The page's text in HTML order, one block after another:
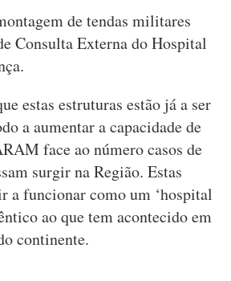
de tendas militares
Consulta Externa do Hospital
estas estruturas estão já a ser
a aumentar a capacidade de
face ao número casos de
surgir na Região. Estas
a funcionar como um ‘hospital
ao que tem acontecido em
continente.